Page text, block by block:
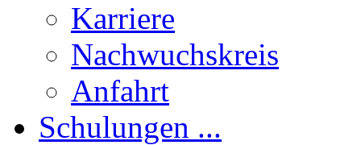
Karriere
Nachwuchskreis
Anfahrt
Schulungen ...